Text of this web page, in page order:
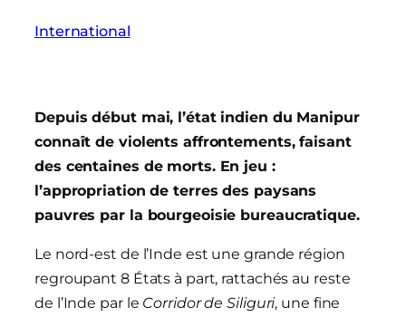
International
Depuis début mai, l’état indien du Manipur
connaît de violents affrontements, faisant
des centaines de morts. En jeu :
l’appropriation de terres des paysans
pauvres par la bourgeoisie bureaucratique.
Le nord-est de l’Inde est une grande région
regroupant 8 États à part, rattachés au reste
de l’Inde par le Corridor de Siliguri, une fine